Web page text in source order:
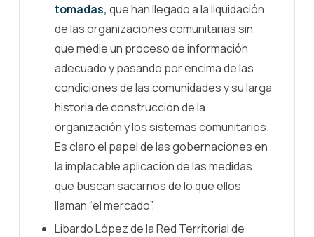
tomadas, que han llegado a la liquidación
de las organizaciones comunitarias sin
que medie un proceso de información
adecuado y pasando por encima de las
condiciones de las comunidades y su larga
historia de construcción de la
organización y los sistemas comunitarios.
Es claro el papel de las gobernaciones en
la implacable aplicación de las medidas
que buscan sacarnos de lo que ellos
llaman “el mercado”.
Libardo López de la Red Territorial de